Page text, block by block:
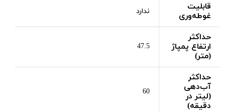
قابلیت
غوطه‌وری
ندارد
حداکثر
ارتفاع پمپاژ
(متر)
47.5
حداکثر
آب‌دهی
(لیتر در
دقیقه)
60